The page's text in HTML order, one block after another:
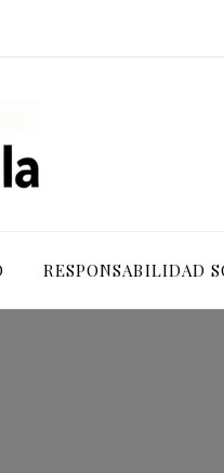
RESPONSABILIDAD